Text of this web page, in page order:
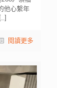
他心繫年
閱讀更多